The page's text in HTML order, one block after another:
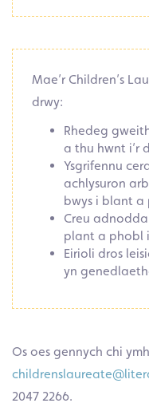
Mae’r Children’s
drwy:
Rhedeg
a thu hwnt i’r
Ysgrifennu
achlysuron
bwys i blant
Creu
plant a phobl
Eirioli dros
yn
Os oes gennych chi
2047 2266.